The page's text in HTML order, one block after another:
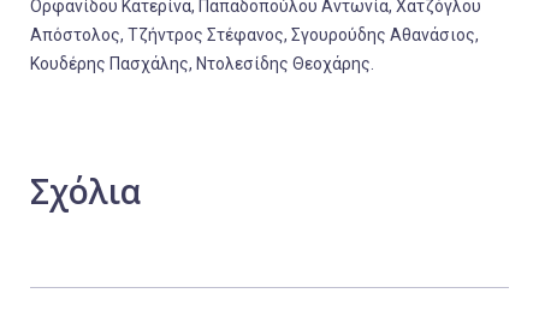
Ορφανίδου Κατερίνα, Παπαδοπούλου Αντωνία, Χατζόγλου
Απόστολος, Τζήντρος Στέφανος, Σγουρούδης Αθανάσιος,
Κουδέρης Πασχάλης, Ντολεσίδης Θεοχάρης.
Σχόλια